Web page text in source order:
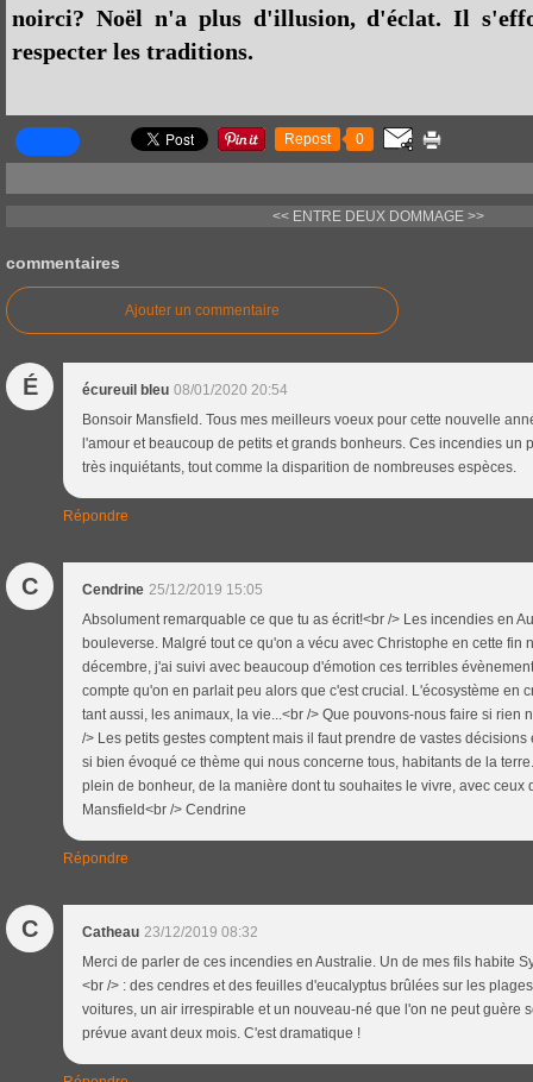
noirci? Noël n'a plus d'illusion, d'éclat. Il
respecter les traditions.
Repost 0
<< ENTRE DEUX DOMMAGE >>
commentaires
Ajouter un commentaire
É écureuil bleu 08/01/2020 20:54
Bonsoir Mansfield. Tous mes meilleurs voeux pour cette nouvelle
l'amour et beaucoup de petits et grands bonheurs. Ces incendies un
très inquiétants, tout comme la disparition de nombreuses espèces.
Répondre
C Cendrine 25/12/2019 15:05
Absolument remarquable ce que tu as écrit!<br /> Les incendies en
bouleverse. Malgré tout ce qu'on a vécu avec Christophe en cette fin
décembre, j'ai suivi avec beaucoup d'émotion ces terribles
compte qu'on en parlait peu alors que c'est crucial. L'écosystème en
tant aussi, les animaux, la vie...<br /> Que pouvons-nous faire si rien
/> Les petits gestes comptent mais il faut prendre de vastes décisions
si bien évoqué ce thème qui nous concerne tous, habitants de la
plein de bonheur, de la manière dont tu souhaites le vivre, avec ceux
Mansfield<br /> Cendrine
Répondre
C Catheau 23/12/2019 08:32
Merci de parler de ces incendies en Australie. Un de mes fils habite
<br /> : des cendres et des feuilles d'eucalyptus brûlées sur les
voitures, un air irrespirable et un nouveau-né que l'on ne peut guère
prévue avant deux mois. C'est dramatique !